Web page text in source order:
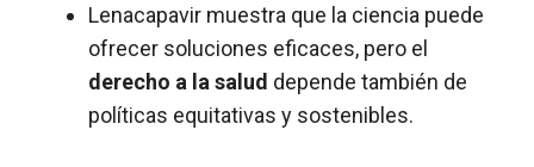
Lenacapavir muestra que la ciencia puede
ofrecer soluciones eficaces, pero el
derecho a la salud depende también de
políticas equitativas y sostenibles.